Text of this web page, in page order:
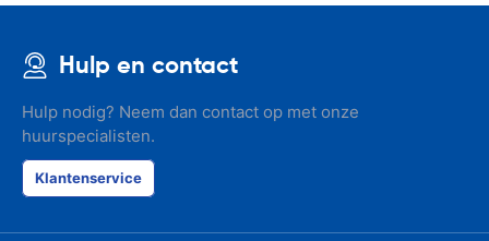
Hulp en contact
Hulp nodig? Neem dan contact op met onze
huurspecialisten.
Klantenservice